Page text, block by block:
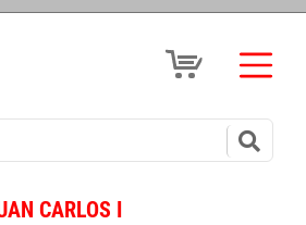
CARLOS I